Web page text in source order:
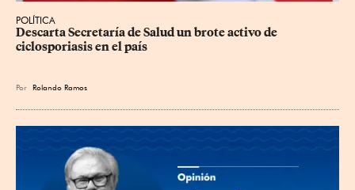
POLÍTICA
Descarta Secretaría de Salud un brote activo de
ciclosporiasis en el país
Por Rolando Ramos